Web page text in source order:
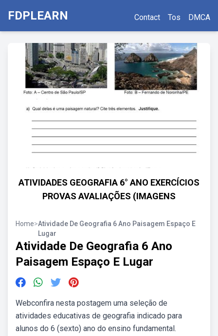
FDPLEARN Contact Tos DMCA
ATIVIDADES GEOGRAFIA 6° ANO EXERCÍCIOS
PROVAS AVALIAÇÕES (IMAGENS
Home>Atividade De Geografia 6 Ano Paisagem Espaço E
Lugar
Atividade De Geografia 6 Ano
Paisagem Espaço E Lugar
Webconfira nesta postagem uma seleção de
atividades educativas de geografia indicado para
alunos do 6 (sexto) ano do ensino fundamental.